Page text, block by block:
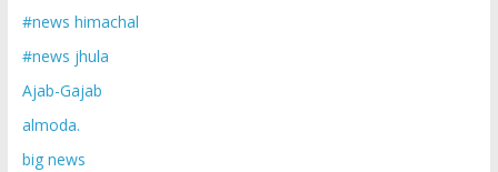
#news himachal
#news jhula
Ajab-Gajab
almoda.
big news